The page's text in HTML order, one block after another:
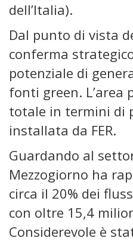
dell’Italia).
Dal punto di vista
conferma
potenziale di
fonti green. L’area
totale in termini di
installata da FER.
Guardando al
Mezzogiorno ha
circa il 20% dei
con oltre 15,4
Considerevole è